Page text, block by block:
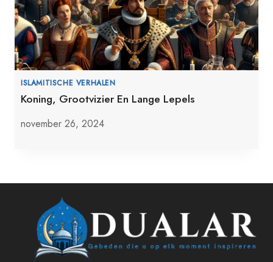
ISLAMITISCHE VERHALEN
Koning, Grootvizier En Lange Lepels
november 26, 2024